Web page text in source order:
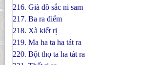
216. Già đô sắc ni sam
217. Ba ra điểm
218. Xà kiết rị
219. Ma ha ta ha tát ra
220. Bột thọ ta ha tát ra